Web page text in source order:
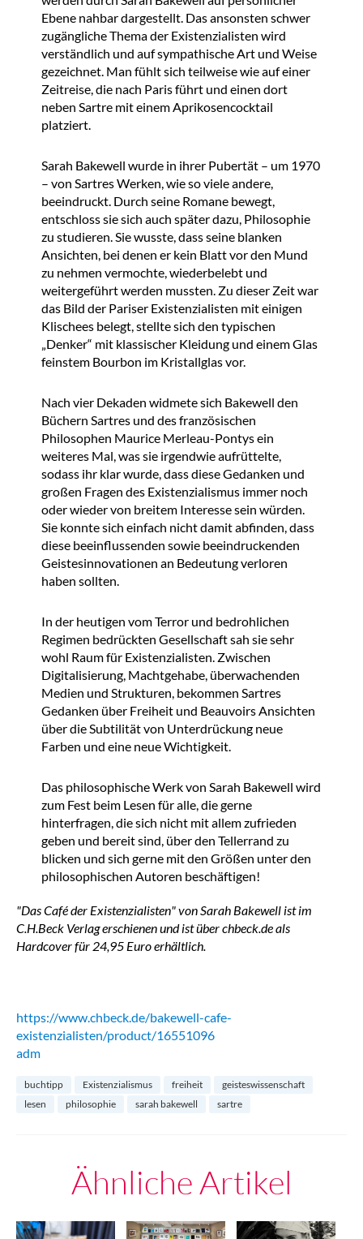
Ebene nahbar dargestellt. Das ansonsten schwer
zugängliche Thema der Existenzialisten wird
verständlich und auf sympathische Art und Weise
gezeichnet. Man fühlt sich teilweise wie auf einer
Zeitreise, die nach Paris führt und einen dort
neben Sartre mit einem Aprikosencocktail
platziert.
Sarah Bakewell wurde in ihrer Pubertät – um 1970
– von Sartres Werken, wie so viele andere,
beeindruckt. Durch seine Romane bewegt,
entschloss sie sich auch später dazu, Philosophie
zu studieren. Sie wusste, dass seine blanken
Ansichten, bei denen er kein Blatt vor den Mund
zu nehmen vermochte, wiederbelebt und
weitergeführt werden mussten. Zu dieser Zeit war
das Bild der Pariser Existenzialisten mit einigen
Klischees belegt, stellte sich den typischen
„Denker“ mit klassischer Kleidung und einem Glas
feinstem Bourbon im Kristallglas vor.
Nach vier Dekaden widmete sich Bakewell den
Büchern Sartres und des französischen
Philosophen Maurice Merleau-Pontys ein
weiteres Mal, was sie irgendwie aufrüttelte,
sodass ihr klar wurde, dass diese Gedanken und
großen Fragen des Existenzialismus immer noch
oder wieder von breitem Interesse sein würden.
Sie konnte sich einfach nicht damit abfinden, dass
diese beeinflussenden sowie beeindruckenden
Geistesinnovationen an Bedeutung verloren
haben sollten.
In der heutigen vom Terror und bedrohlichen
Regimen bedrückten Gesellschaft sah sie sehr
wohl Raum für Existenzialisten. Zwischen
Digitalisierung, Machtgehabe, überwachenden
Medien und Strukturen, bekommen Sartres
Gedanken über Freiheit und BeauvoirsAnsichten
über die Subtilität von Unterdrückung neue
Farben und eine neue Wichtigkeit.
Das philosophische Werk von Sarah Bakewell wird
zum Fest beim Lesen für alle, die gerne
hinterfragen, die sich nicht mit allem zufrieden
geben und bereit sind, über den Tellerrand zu
blicken und sich gerne mit den Größen unter den
philosophischen Autoren beschäftigen!
"Das Café der Existenzialisten" von Sarah Bakewell ist im
C.H.Beck Verlag erschienen und ist über chbeck.de als
Hardcover für 24,95 Euro erhältlich.
https://www.chbeck.de/bakewell-cafe-
existenzialisten/product/16551096
adm
buchtipp Existenzialismus freiheit
geisteswissenschaft
lesen
philosophie sarah bakewell sartre
Ähnliche Artikel